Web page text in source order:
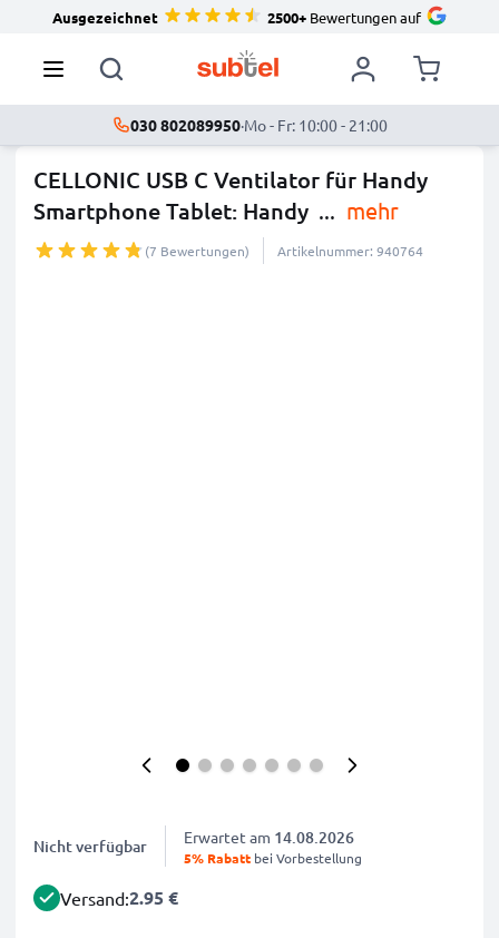
Ausgezeichnet 2500+Bewertungen auf
030 802089950·Mo - Fr: 10:00 - 21:00
CELLONIC USB C Ventilator für Handy
Smartphone Tablet: Handy ... mehr
(7 Bewertungen) Artikelnummer: 940764
Nicht verfügbar Erwartet am 14.08.2026
5% Rabatt bei Vorbestellung
Versand:2.95 €